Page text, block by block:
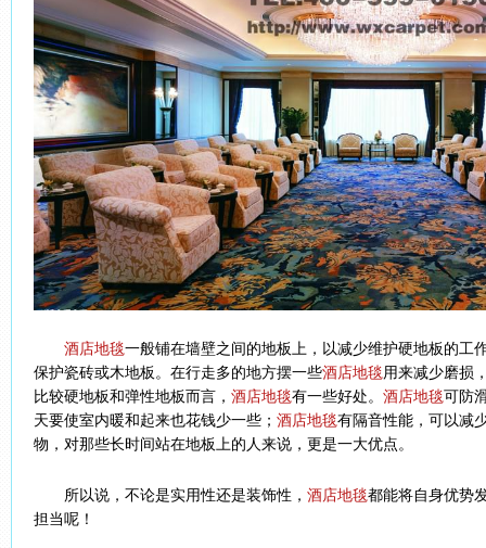
酒店地毯一般铺在墙壁之间的地板上，以减少维护硬地板的工
保护瓷砖或木地板。在行走多的地方摆一些酒店地毯用来减少磨损
比较硬地板和弹性地板而言， 酒店地毯有一些好处。 酒店地毯可防
天要使室内暖和起来也花钱少一些； 酒店地毯有隔音性能，可以减
物，对那些长时间站在地板上的人来说，更是一大优点。
所以说，不论是实用性还是装饰性， 酒店地毯都能将自身优势
担当呢！